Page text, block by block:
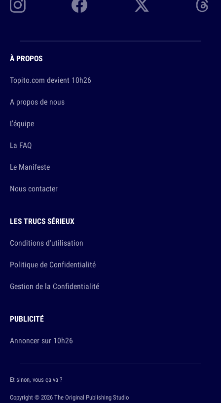
À PROPOS
Topito.com devient 10h26
A propos de nous
L'équipe
La FAQ
Le Manifeste
Nous contacter
LES TRUCS SÉRIEUX
Conditions d'utilisation
Politique de Confidentialité
Gestion de la Confidentialité
PUBLICITÉ
Annoncer sur 10h26
Copyright © 2026 The Original Publishing Studio
Et sinon, vous ça va ?